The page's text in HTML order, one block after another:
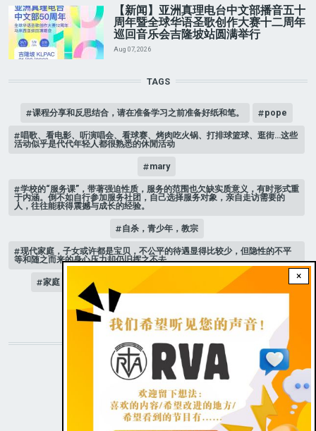
×
【新闻】亚洲真理电台中文部播音五十
周年暨全球华语圣歌创作大赛十二周年
巡回音乐会吉隆坡站圆满举行
Aug 07, 2026
TAGS
课程分享和反思结合，请在准备学习之前准备好纸和笔。 pope
唱歌、看电影、听演唱会、看球赛、烤肉吃火锅、打排球篮球、逛街…这些
活动似乎是代代年轻人都很熟悉的休閒活动
mary
学校的“服务课”，带著强迫性质，服务的范围也欠缺实质意义，有时形式重
于内涵。倒不如自行参加服务社团，自己选择服务对象，亲自走访需要的
人，往往能获得震撼与成长的经验。
自杀，青少年，教宗
现代家庭，子女或许都是宝贝，不公平的待遇显得比较少，但隐性的不平
等和随之而来的身心压力却仍旧挥之不去。
家庭 # 课堂 是可以选择，少男少女想要当男人还是女人？
STAY CONNECTED WITH US!